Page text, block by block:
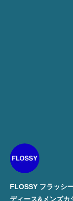
FLOSSY フラッシ
ディース&メンズカ